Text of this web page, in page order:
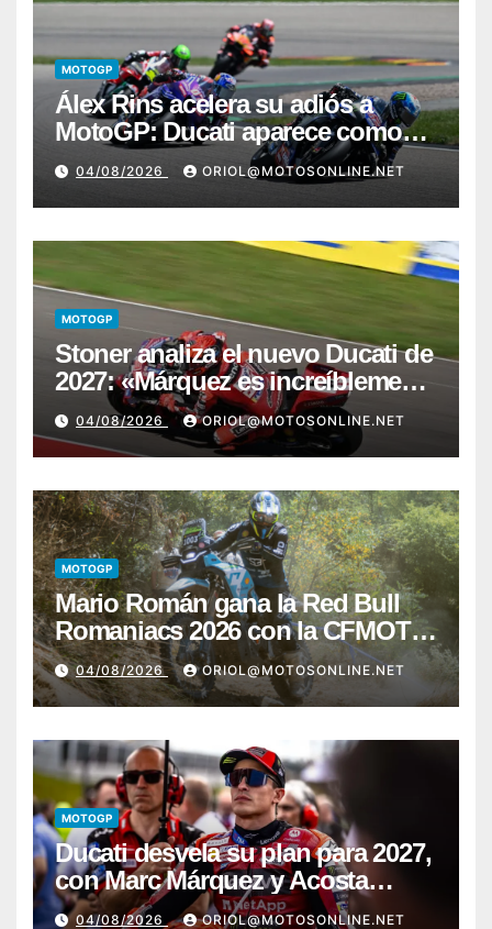
MOTOGP
Álex Rins acelera su adiós a
MotoGP: Ducati aparece como
destino en Superbike
04/08/2026 ORIOL@MOTOSONLINE.NET
MOTOGP
Stoner analiza el nuevo Ducati de
2027: «Márquez es increíblemente
fiable, Acosta necesita más
paciencia»
04/08/2026 ORIOL@MOTOSONLINE.NET
MOTOGP
Mario Román gana la Red Bull
Romaniacs 2026 con la CFMOTO
450MT
04/08/2026 ORIOL@MOTOSONLINE.NET
MOTOGP
Ducati desvela su plan para 2027,
con Marc Márquez y Acosta
como los grandes beneficiados
04/08/2026 ORIOL@MOTOSONLINE.NET